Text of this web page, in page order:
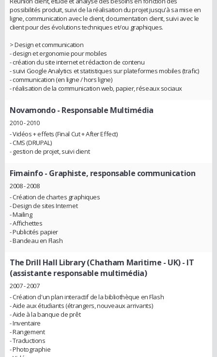
possibilités produit, suivi de la réalisation du projet jusqu'à sa mise en
ligne, communication avec le client, documentation client, suivi avec le
client pour des évolutions techniques et/ou graphiques.
> Design et communication
- design et ergonomie pour mobiles
- création du site internet et rédaction de contenu
- suivi Google Analytics et statistiques sur plateformes mobiles (trafic)
- communication (en ligne / hors ligne)
- réalisation de la communication web, papier, réseaux sociaux
Novamondo- Responsable Multimédia
2010 - 2010
- Vidéos + effets (Final Cut + After Effect)
- CMS (DRUPAL)
- gestion de projet, suivi client
Fimainfo- Graphiste, responsable communication
2008 - 2008
- Création de chartes graphiques
- Design de sites Internet
- Mailing
- Affichettes
- Publicités papier
- Bandeau en Flash
The Drill Hall Library (Chatham Maritime - UK)- IT
(assistante responsable multimédia)
2007 - 2007
- Création d'un plan interactif de la bibliothèque en Flash
- Aide aux étudiants (étrangers, nouveaux arrivants)
- Aide à la banque de prêt
- Inventaire
- Rangement
- Traductions
- Photographie